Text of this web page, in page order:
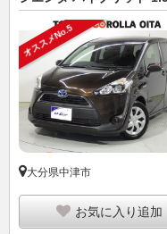
オススメNo.5
大分県中津市
お気に入り追加